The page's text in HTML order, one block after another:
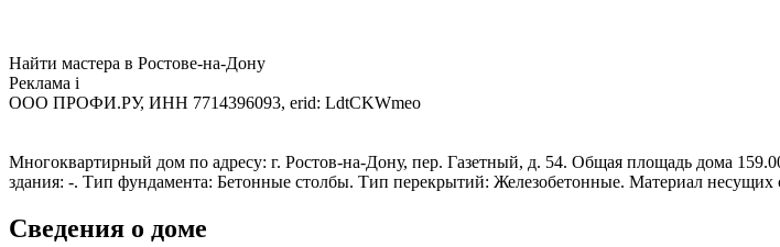
Найти мастера в Ростове-на-Дону
Реклама i
ООО ПРОФИ.РУ, ИНН 7714396093, erid: LdtCKWmeo
Многоквартирный дом по адресу: г. Ростов-на-Дону, пер. Газетный, д. 54. Общая площадь дома
здания: -. Тип фундамента: Бетонные столбы. Тип перекрытий: Железобетонные. Материал несущих
Сведения о доме